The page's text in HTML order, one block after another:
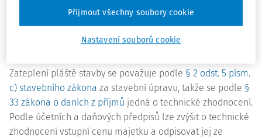
pozdějších předpisů,
§ 2 odst. 5 písm. c)
§ 122 zákona č. 183/2006 Sb.
územním plánování a stavebním řádu (stavební
Zateplení pláště stavby se považuje podle § 2 odst. 5 písm.
c) stavebního zákona za stavební úpravu, takže se podle §
33 zákona o daních z příjmů jedná o technické zhodnocení.
Podle účetních a daňových předpisů lze zvýšit o technické
zhodnocení vstupní cenu majetku a odpisovat jej ze
Nastavení souborů cookie
Přijmout všechny soubory cookie